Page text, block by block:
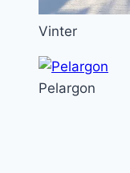
Vinter
Pelargon